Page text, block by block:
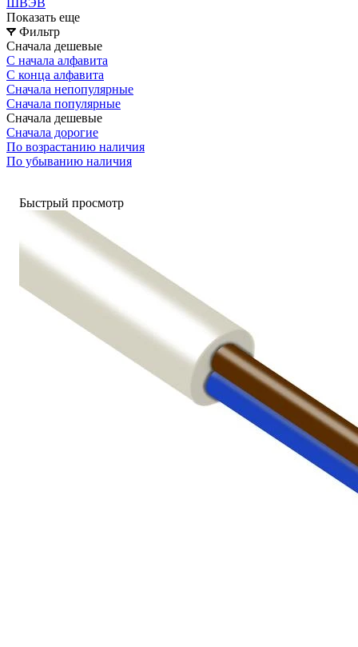
Показать еще
Фильтр
Сначала дешевые
С начала алфавита
С конца алфавита
Сначала непопулярные
Сначала популярные
Сначала дешевые
Сначала дорогие
По возрастанию наличия
По убыванию наличия
Быстрый просмотр